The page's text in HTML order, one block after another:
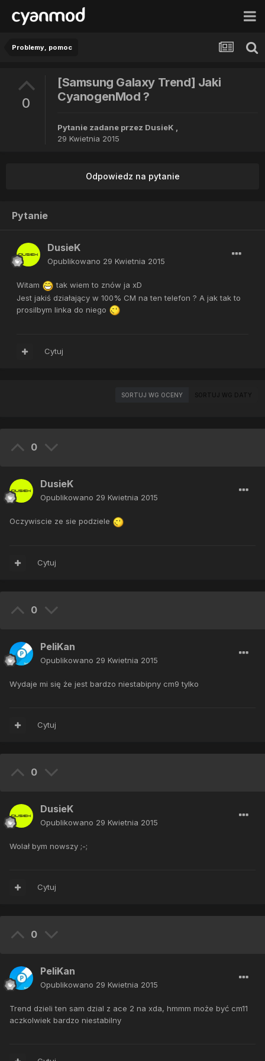
Problemy, pomoc
0
[Samsung Galaxy Trend] Jaki
CyanogenMod ?
Pytanie zadane przez DusieK ,
29 Kwietnia 2015
Odpowiedz na pytanie
Pytanie
DusieK
Opublikowano 29 Kwietnia 2015
Witam
tak wiem to znów ja xD
Jest jakiś działający w 100% CM na ten telefon ? A jak tak to
prosilbym linka do niego
Cytuj
SORTUJ WG OCENY SORTUJ WG DATY
0
DusieK
Opublikowano 29 Kwietnia 2015
Oczywiscie ze sie podziele
Cytuj
0
PeliKan
Opublikowano 29 Kwietnia 2015
Wydaje mi się że jest bardzo niestabipny cm9 tylko
Cytuj
0
DusieK
Opublikowano 29 Kwietnia 2015
Wolał bym nowszy ;-;
Cytuj
0
PeliKan
Opublikowano 29 Kwietnia 2015
Trend dzieli ten sam dzial z ace 2 na xda, hmmm może być cm11
aczkolwiek bardzo niestabilny